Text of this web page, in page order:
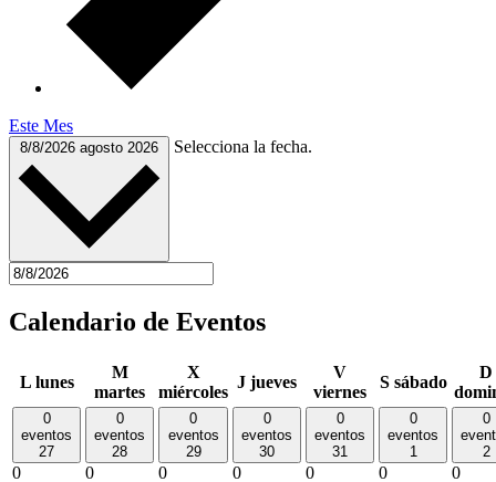
Este Mes
8/8/2026 agosto 2026 Selecciona la fecha.
Calendario de Eventos
L lunes
M
martes
X
miércoles
J jueves
V
viernes
S sábado
D
0
eventos
27
0
0
eventos
28
0
0
eventos
29
0
0
eventos
30
0
0
eventos
31
0
0
eventos
1
0
0
2
0